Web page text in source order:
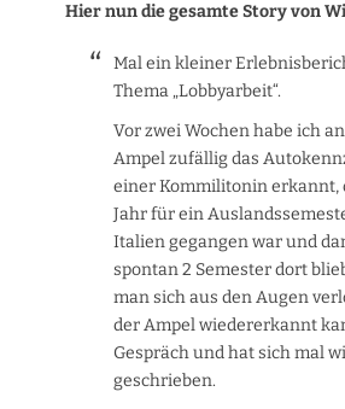
Hier nun die gesamte Story von
Mal ein kleiner
Thema „Lobbyarbeit“.
Vor zwei Wochen habe ich
Ampel zufällig das
einer Kommilitonin erkannt,
Jahr für ein
Italien gegangen war und
spontan 2 Semester dort
man sich aus den Augen
der Ampel wiedererkannt
Gespräch und hat sich mal
geschrieben.